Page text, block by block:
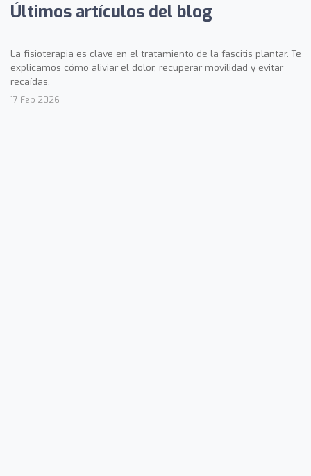
Últimos artículos del blog
La fisioterapia es clave en el tratamiento de la fascitis plantar. Te
explicamos cómo aliviar el dolor, recuperar movilidad y evitar
recaídas.
17 Feb 2026